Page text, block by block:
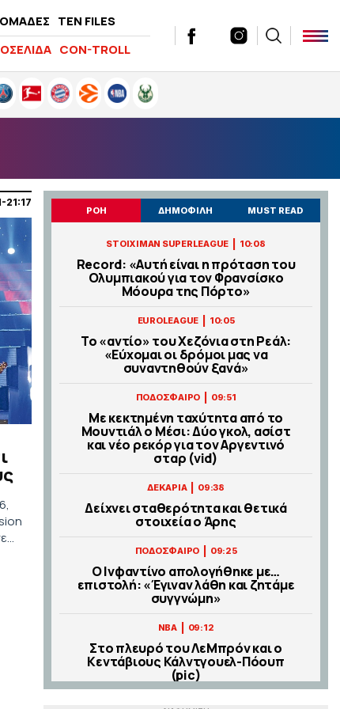
ΟΜΑΔΕΣ TEN FILES
CON-TROLL
21:17
ΡΟΗ ΔΗΜΟΦΙΛΗ MUST READ
STOIXIMAN SUPERLEAGUE 10:08
Record: «Αυτή είναι η πρόταση του
Ολυμπιακού για τον Φρανσίσκο
Μόουρα της Πόρτο»
EUROLEAGUE 10:05
Το «αντίο» του Χεζόνια στη Ρεάλ:
«Εύχομαι οι δρόμοι μας να
συναντηθούν ξανά»
ΠΟΔΟΣΦΑΙΡΟ 09:51
Με κεκτημένη ταχύτητα από το
Μουντιάλ ο Μέσι: Δύο γκολ, ασίστ
και νέο ρεκόρ για τον Αργεντινό
σταρ (vid)
ΔΕΚΑΡΙΑ 09:38
Δείχνει σταθερότητα και θετικά
στοιχεία ο Άρης
ΠΟΔΟΣΦΑΙΡΟ 09:25
Ο Ινφαντίνο απολογήθηκε με…
επιστολή: «Έγιναν λάθη και ζητάμε
συγγνώμη»
NBA 09:12
Στο πλευρό του ΛεΜπρόν και ο
Κεντάβιους Κάλντγουελ-Πόουπ
(pic)